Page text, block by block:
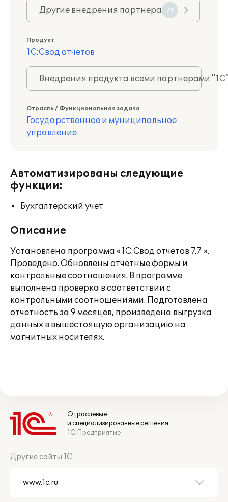
Другие внедрения партнера 73
Продукт
1С:Свод отчетов
Внедрения продукта всеми партнерами
Отрасль / Функциональная задача
Государственное и муниципальное
управление
Автоматизированы следующие
функции:
Бухгалтерский учет
Описание
Установлена программа «1С:Свод отчетов 7.7 ».
Проведено. Обновлены отчетные формы и
контрольные соотношения. В программе
выполнена проверка в соответствии с
контрольными соотношениями. Подготовлена
отчетность за 9 месяцев, произведена выгрузка
данных в вышестоящую организацию на
магнитных носителях.
Отраслевые
и специализированные решения
1С:Предприятие
Другие сайты 1С